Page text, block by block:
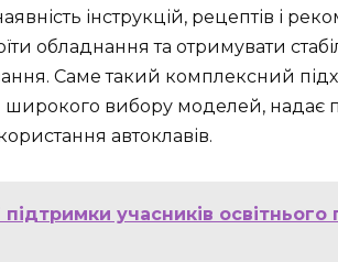
інструкцій, рецептів і
обладнання та отримувати
Саме такий комплексний
широкого вибору моделей, надає
автоклавів.
підтримки учасників